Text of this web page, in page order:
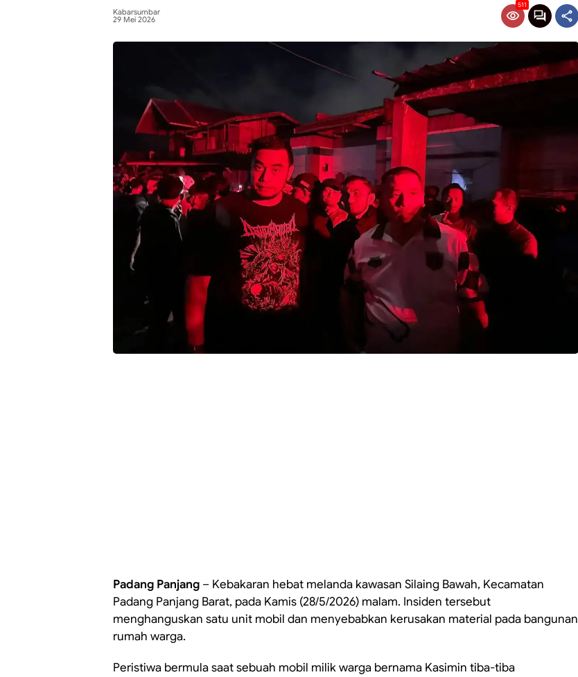
Kabarsumbar
29 Mei 2026
511
Padang Panjang – Kebakaran hebat melanda kawasan Silaing Bawah, Kecamatan
Padang Panjang Barat, pada Kamis (28/5/2026) malam. Insiden tersebut
menghanguskan satu unit mobil dan menyebabkan kerusakan material pada bangunan
rumah warga.
Peristiwa bermula saat sebuah mobil milik warga bernama Kasimin tiba-tiba